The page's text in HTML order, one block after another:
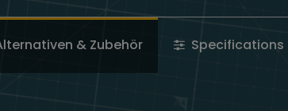
& Zubehör Specifications